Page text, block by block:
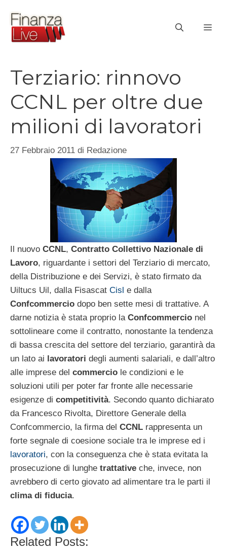
contenuto
Terziario: rinnovo
CCNL per oltre due
milioni di lavoratori
27 Febbraio 2011 di Redazione
Il nuovo CCNL, Contratto Collettivo Nazionale di
Lavoro, riguardante i settori del Terziario di mercato,
della Distribuzione e dei Servizi, è stato firmato da
Uiltucs Uil, dalla Fisascat Cisl e dalla
Confcommercio dopo ben sette mesi di trattative. A
darne notizia è stata proprio la Confcommercio nel
sottolineare come il contratto, nonostante la tendenza
di bassa crescita del settore del terziario, garantirà da
un lato ai lavoratori degli aumenti salariali, e dall’altro
alle imprese del commercio le condizioni e le
soluzioni utili per poter far fronte alle necessarie
esigenze di competitività. Secondo quanto dichiarato
da Francesco Rivolta, Direttore Generale della
Confcommercio, la firma del CCNL rappresenta un
forte segnale di coesione sociale tra le imprese ed i
lavoratori, con la conseguenza che è stata evitata la
prosecuzione di lunghe trattative che, invece, non
avrebbero di certo giovato ad alimentare tra le parti il
clima di fiducia.
Related Posts: